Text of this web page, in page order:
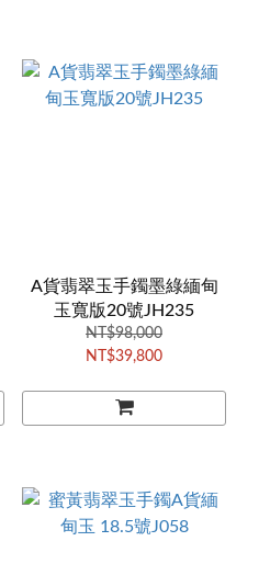
A貨翡翠玉手鐲墨綠緬甸
玉寬版20號JH235
NT$98,000
NT$39,800